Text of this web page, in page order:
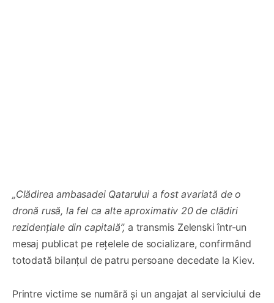
„Clădirea ambasadei Qatarului a fost avariată de o
dronă rusă, la fel ca alte aproximativ 20 de clădiri
rezidențiale din capitală”, a transmis Zelenski într-un
mesaj publicat pe rețelele de socializare, confirmând
totodată bilanțul de patru persoane decedate la Kiev.
Printre victime se numără și un angajat al serviciului de